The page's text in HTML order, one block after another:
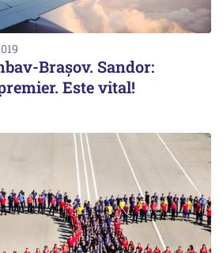
Braşov. Sandor:
Este vital!